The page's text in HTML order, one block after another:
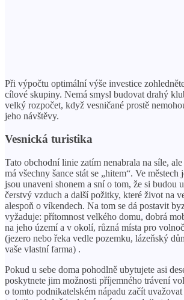
Při výpočtu optimální výše investice
cílové skupiny. Nemá smysl budovat drahý
velký rozpočet, když vesničané prostě
jeho návštěvy.
Vesnická turistika
Tato obchodní linie zatím nenabrala na síle,
má všechny šance stát se „hitem“. Ve
jsou unaveni shonem a sní o tom, že si budou
čerstvý vzduch a další požitky, které život na
alespoň o víkendech. Na tom se dá postavit
vyžaduje: přítomnost velkého domu, dobrá
na jeho území a v okolí, různá místa pro
(jezero nebo řeka vedle pozemku, lázeňský
vaše vlastní farma) .
Pokud u sebe doma pohodlně ubytujete asi
poskytnete jim možnosti příjemného trávení
o tomto podnikatelském nápadu začít